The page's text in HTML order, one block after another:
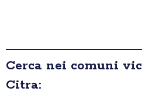
Cerca nei comuni
Citra: